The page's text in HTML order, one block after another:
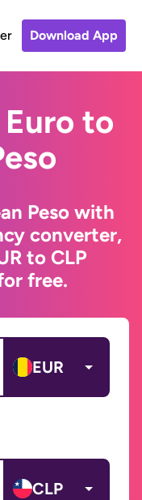
Download App
to
Peso with
converter,
to CLP
free.
EUR
CLP